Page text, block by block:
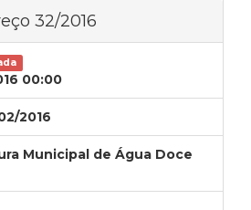
32/2016
00:00
2016
Municipal de Água Doce